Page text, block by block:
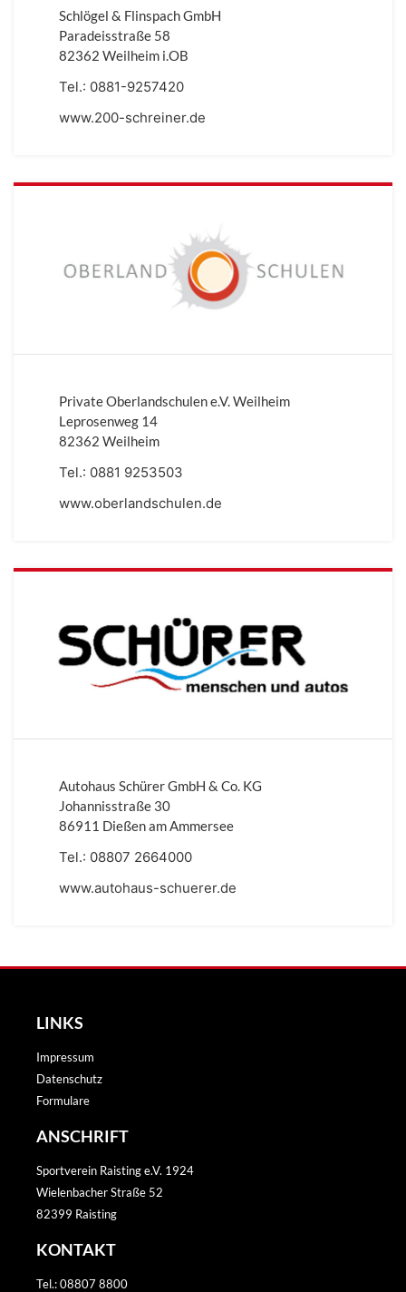
Schlögel & Flinspach GmbH
Paradeisstraße 58
82362 Weilheim i.OB
Tel.: 0881-9257420
www.200-schreiner.de
Private Oberlandschulen e.V. Weilheim
Leprosenweg 14
82362 Weilheim
Tel.: 0881 9253503
www.oberlandschulen.de
Autohaus Schürer GmbH & Co. KG
Johannisstraße 30
86911 Dießen am Ammersee
Tel.: 08807 2664000
www.autohaus-schuerer.de
LINKS
Impressum
Datenschutz
Formulare
ANSCHRIFT
Sportverein Raisting e.V. 1924
Wielenbacher Straße 52
82399 Raisting
KONTAKT
Tel.: 08807 8800